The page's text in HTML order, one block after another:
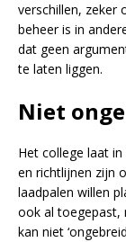
verschillen,
beheer is in
dat geen
te laten liggen.
Niet
Het college laat
en richtlijnen zijn
laadpalen willen
ook al toegepast,
kan niet